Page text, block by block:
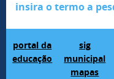
portal da
educação
sig
municipal
mapas